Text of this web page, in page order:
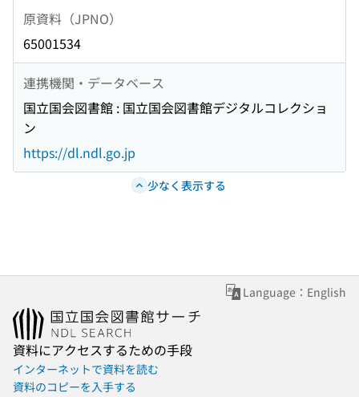
原資料（JPNO）
65001534
連携機関・データベース
国立国会図書館 : 国立国会図書館デジタルコレクショ
ン
https://dl.ndl.go.jp
少なく表示する
Language：English
資料にアクセスするための手段
インターネットで資料を読む
資料のコピーを入手する